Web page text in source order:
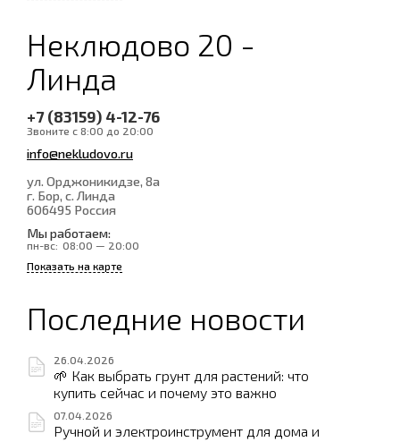
Неклюдово 20 -
Линда
+7 (83159) 4-12-76
Звоните с 8:00 до 20:00
info@nekludovo.ru
ул. Орджоникидзе, 8а
г. Бор, с. Линда
606495 Россия
Мы работаем:
пн-вс: 08:00 — 20:00
Показать на карте
Последние новости
26.04.2026
🌱 Как выбрать грунт для растений: что
купить сейчас и почему это важно
07.04.2026
Ручной и электроинструмент для дома и